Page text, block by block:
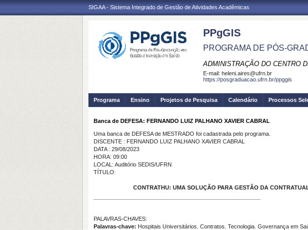
SIGAA - Sistema Integrado de Gestão de Atividades Acadêmicas
PPgGIS
PROGRAMA DE PÓS-
ADMINISTRAÇÃO DO CENTRO
E-mail: heleni.aires@ufrn.br
https://posgraduacao.ufrn.br/ppggis
Programa Ensino Projetos de Pesquisa Calendário Processos
Banca de DEFESA: FERNANDO LUIZ PALHANO XAVIER CABRAL
Uma banca de DEFESA de MESTRADO foi cadastrada pelo programa.
DISCENTE : FERNANDO LUIZ PALHANO XAVIER CABRAL
DATA : 29/08/2023
HORA: 09:00
LOCAL: Auditório SEDIS/UFRN
TÍTULO:
CONTRATHU: UMA SOLUÇÃO PARA GESTÃO DA
PALAVRAS-CHAVES:
Palavras-chave: Hospitais Universitários. Contratos. Tecnologia. Governança em